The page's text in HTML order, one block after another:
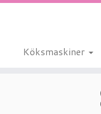
Köksmaskiner